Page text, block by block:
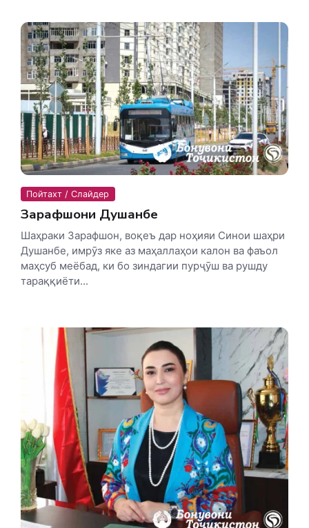
Пойтахт / Слайдер
Зарафшони Душанбе
Шаҳраки Зарафшон, воқеъ дар ноҳияи Синои шаҳри
Душанбе, имрӯз яке аз маҳаллаҳои калон ва фаъол
маҳсуб меёбад, ки бо зиндагии пурҷӯш ва рушду
тараққиёти...